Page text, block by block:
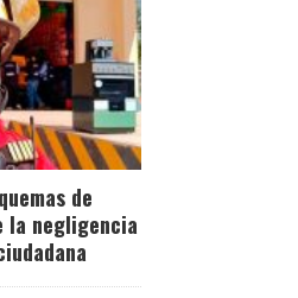
de
la negligencia